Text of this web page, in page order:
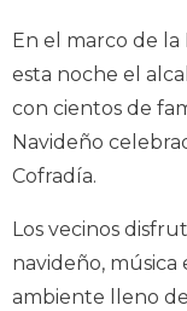
En el marco de
esta noche el
con cientos de
Navideño
Cofradía.
Los vecinos
navideño,
ambiente lleno